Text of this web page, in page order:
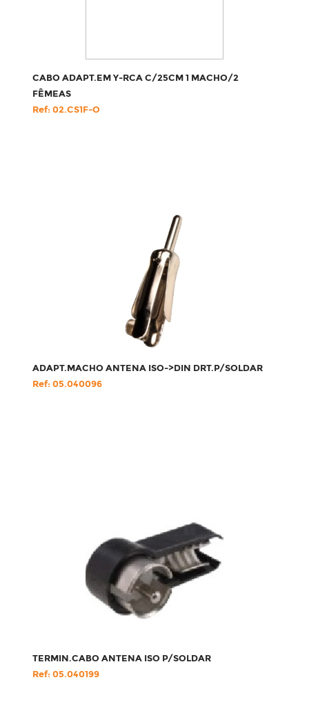
CABO ADAPT.EM Y-RCA C/25CM 1 MACHO/2
FÊMEAS
Ref: 02.CS1F-O
ADAPT.MACHO ANTENA ISO->DIN DRT.P/SOLDAR
Ref: 05.040096
TERMIN.CABO ANTENA ISO P/SOLDAR
Ref: 05.040199